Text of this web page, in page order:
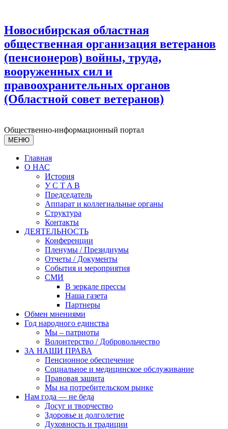
Новосибирская областная
общественная организация ветеранов
(пенсионеров) войны, труда,
вооруженных сил и
правоохранительных органов
(Областной совет ветеранов)
Общественно-информационный портал
МЕНЮ
Главная
О НАС
История
У С T A B
Председатель
Аппарат и коллегиальные органы
Структура
Контакты
ДЕЯТЕЛЬНОСТЬ
Конференции
Пленумы / Президиумы
Отчеты / Документы
События и мероприятия
СМИ
В зеркале прессы
Наша газета
Партнеры
Обмен мнениями
Год народного единства
Мы – патриоты
Волонтерство / Добровольчество
ЗА НАШИ ПРАВА
Пенсионное обеспечение
Социальное и медицинское обслуживание
Правовая защита
Мы на потребительском рынке
Нам года — не беда
Досуг и творчество
Здоровье и долголетие
Духовность и традиции